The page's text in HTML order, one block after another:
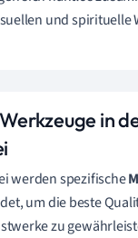
und spirituelle
in
werden spezifische
um die beste
zu